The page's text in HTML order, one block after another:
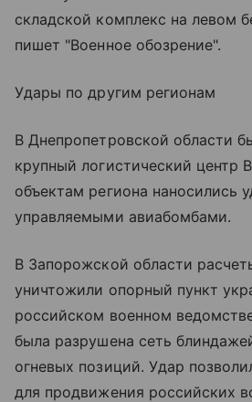
складской комплекс на левом
пишет "Военное обозрение".
Удары по другим регионам
В Днепропетровской области
крупный логистический центр
объектам региона наносились
управляемыми авиабомбами.
В Запорожской области
уничтожили опорный пункт
российском военном
была разрушена сеть
огневых позиций. Удар
для продвижения российских